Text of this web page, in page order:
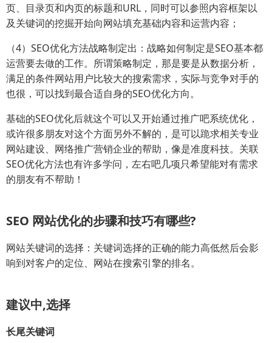
页、目录页和内页的标题和URL，同时可以参照内容框架以
及关键词的挖掘开始向网站填充基础内容和运营内容；
（4）SEO优化方法战略制定出：战略如何制定是SEO基本都
运营要去做的工作。所谓策略制定，那是要是从数据分析，
满足的条件网站用户比较大的搜索需求，实际与竞争对手的
也很，可以找到最合适自身的SEO优化方向。
基础的SEO优化后就这个可以又开始通过推广吧系统优化，
或许很多朋友对这个方面另外不解的，是可以跪求相关专业
网站建设、网络推广营销企业的帮助，像是准度科技。关联
SEO优化方法也有许多学问，左右吧几项只希望能对有需求
的朋友有不帮助！
SEO 网站优化的步骤和技巧有哪些?
网站关键词的选择：关键词选择的正确的能力高低然后会影
响到对客户的定位、网站在搜索引擎的排名。
建议中,选择
长尾关键词